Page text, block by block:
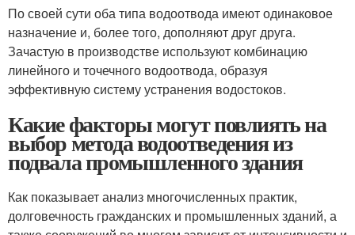
По своей сути оба типа водоотвода имеют одинаковое
назначение и, более того, дополняют друг друга.
Зачастую в производстве используют комбинацию
линейного и точечного водоотвода, образуя
эффективную систему устранения водостоков.
Какие факторы могут повлиять на
выбор метода водоотведения из
подвала промышленного здания
Как показывает анализ многочисленных практик,
долговечность гражданских и промышленных зданий, а